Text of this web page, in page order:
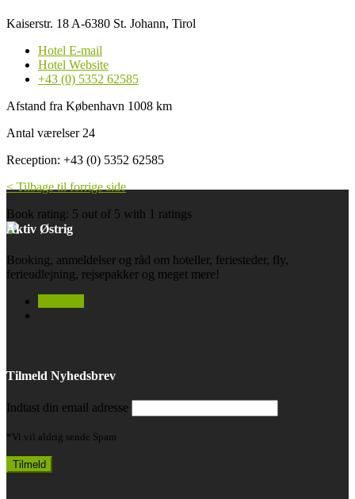
Kaiserstr. 18 A-6380 St. Johann, Tirol
Hotel E-mail
Hotel Website
+43 (0) 5352 62585
Afstand fra København 1008 km
Antal værelser 24
Reception: +43 (0) 5352 62585
< Tilbage til forrige side
Book rating: 5 out of 5 with 1 ratings
Aktiv Østrig
Booking, anmeldelser og råd om hoteller, feriesteder, fly,
ferieudlejning, rejsepakker og meget mere!
Tilmeld Nyhedsbrev
Indtast din email adresse
*Vi vil aldrig sende Spam